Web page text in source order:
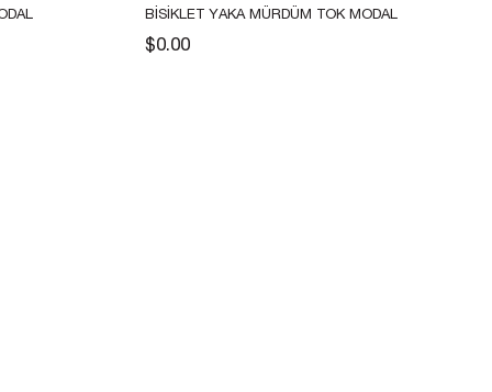
BISIKLET YAKA MÜRDÜM TOK MODAL
TSHIRT
$0.00